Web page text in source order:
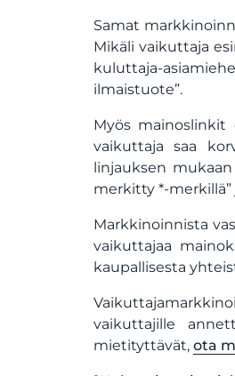
Samat
Mikäli vaikuttaja
kuluttaja-
ilmaistuote”.
Myös mainoslinkit
vaikuttaja saa
linjauksen
merkitty *-
Markkinoinnista
vaikuttajaa
kaupallisesta
vaikuttajille
mietityttävät,ota